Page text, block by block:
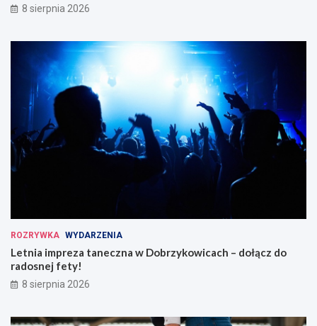
8 sierpnia 2026
ROZRYWKA WYDARZENIA
Letnia impreza taneczna w Dobrzykowicach – dołącz do
radosnej fety!
8 sierpnia 2026